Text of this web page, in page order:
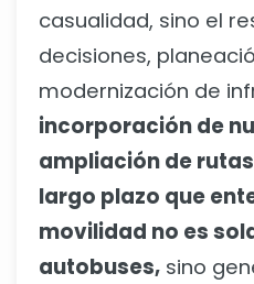
casualidad, sino el
decisiones,
modernización de
incorporación de
ampliación de
largo plazo que
movilidad no es
autobuses, sino